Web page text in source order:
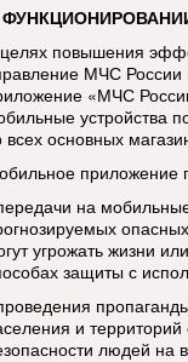
повышения
МЧС России
«МЧС
устройства
всех основных
приложение
на
угрожать жизни
защиты с
и
людей на